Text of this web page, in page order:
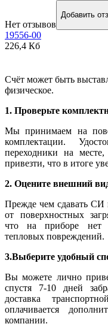
Нет отзывов
Добавить
19556-00
226,4 Кб
Счёт может быть
физическое.
1. Проверьте
Мы принимаем на
комплектации.
переходники на
привезти, что в итоге
2. Оцените внешний
Прежде чем сдавать СИ
от поверхностных
что на приборе нет
тепловых повреждений.
3.Выберите удобный
Вы можете лично
спустя 7-10 дней
доставка
оплачивается
компании.